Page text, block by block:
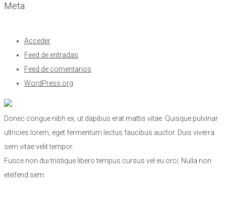
Meta
Acceder
Feed de entradas
Feed de comentarios
WordPress.org
Donec congue nibh ex, ut dapibus erat mattis vitae. Quisque pulvinar
ultricies lorem, eget fermentum lectus faucibus auctor. Duis viverra
sem vitae velit tempor.
Fusce non dui tristique libero tempus cursus vel eu orci. Nulla non
eleifend sem.